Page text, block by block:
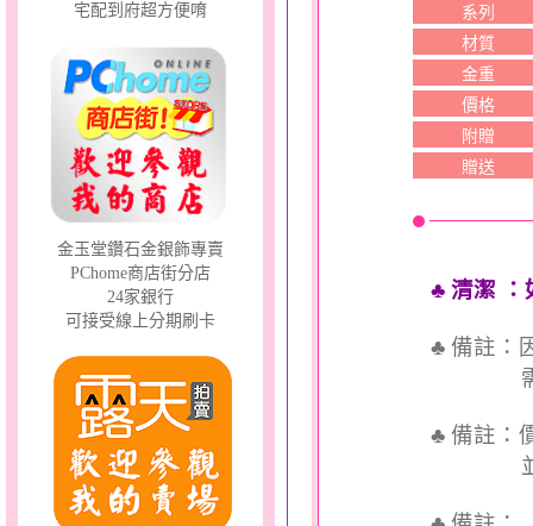
宅配到府超方便唷
金玉堂鑽石金銀飾專賣
PChome商店街分店
24家銀行
可接受線上分期刷卡
系列
材質
金重
價格
附贈
贈送
♣ 清潔 ：
♣ 備註：
需依實
♣ 備註：
並交付